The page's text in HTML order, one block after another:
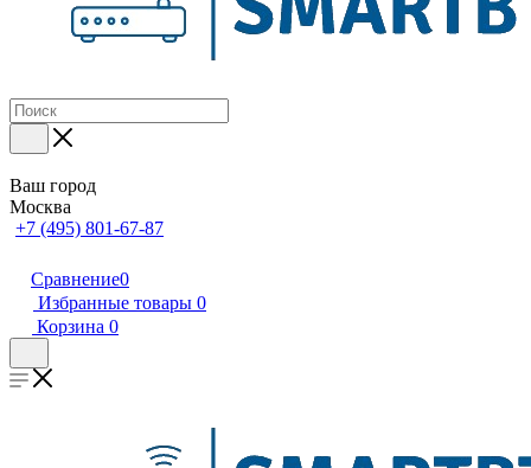
Ваш город
Москва
+7 (495) 801-67-87
Сравнение0
Избранные товары 0
Корзина 0